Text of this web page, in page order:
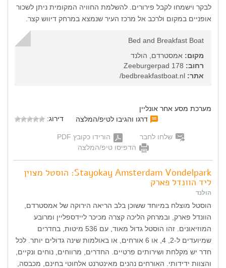
לבקר וישמחו לקבל פירורים. להשלמת החוויה המקומית ניתן לשכור
אופניים במקום ולרכב אל מרכז העיר שנמצא במרחק דיווש קצר.
Bed and Breakfast Boat
מקום: אמסטרדם, הולנד
רחוב:
אתר:
מערכת מסע אחר אונליין
דרגו והגיבו לטיפ/המלצה
דירוג:
שלחו לחבר
הורידו כקובץ PDF
הדפיסו טיפ/המלצה
Stayokay Amsterdam Vondelpark: הוסטל מצוין
ליד הוונדל פארק
הולנד
הוסטל מוצלח במיוחד ששוכן בלב הריאה הירוקה של אמסטרדם,
הוונדל פארק, ובמרחק הליכה קצרה מכיכר ליידספליין ומרובע
המוזיאונים. זהו הוסטל גדול מאוד, עם 536 מיטות, בחדרים
שמיועדים ל-2, 4, או 6 אורחים, או באולמות שינה גדולים יותר. לכל
חדר יש מקלחת ושירותים פרטיים. החדרים, מרווחים, נוחים ונקיים,
והצוות ידידותי. האורחים נהנים מאינטרנט אלחוטי בחינם, מכבסה,